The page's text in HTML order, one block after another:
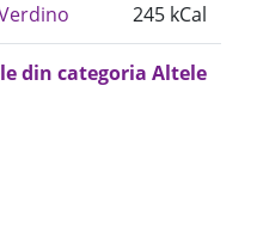
245 kCal
din categoria Altele